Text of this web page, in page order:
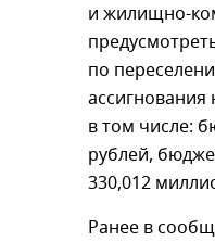
и жилищно-
по
в том числе:
рублей,
330,012
Ранее в